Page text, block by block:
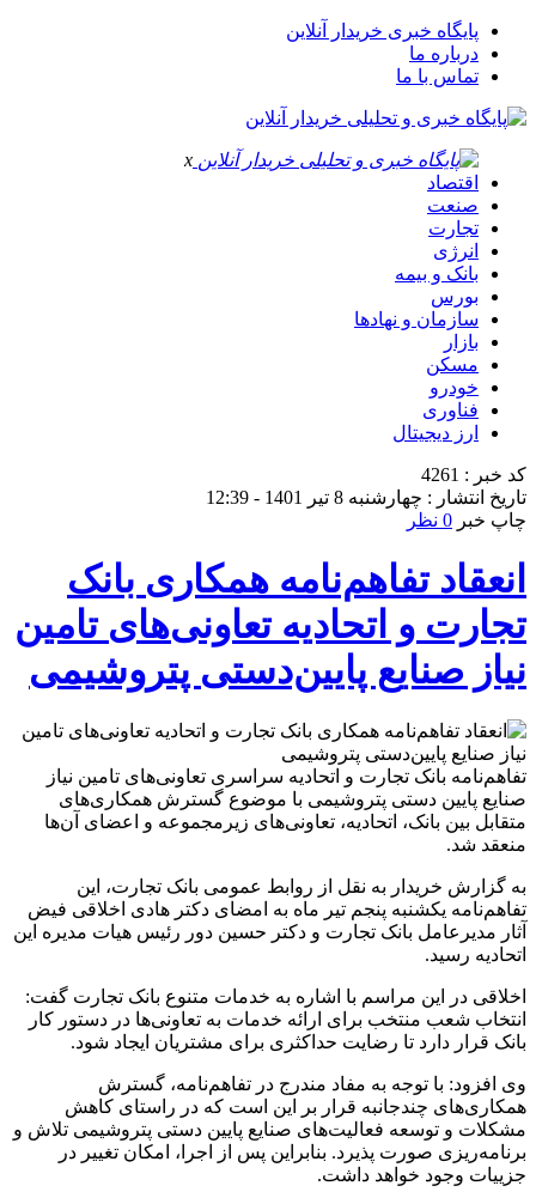
پایگاه خبری خریدار آنلاین
درباره ما
تماس با ما
x
اقتصاد
صنعت
تجارت
انرژی
بانک و بیمه
بورس
سازمان و نهادها
بازار
مسکن
خودرو
فناوری
ارز دیجیتال
کد خبر : 4261
تاریخ انتشار : چهارشنبه 8 تیر 1401 - 12:39
چاپ خبر 0 نظر
انعقاد تفاهم‌نامه همکاری بانک
تجارت و اتحادیه تعاونی‌های تامین
نیاز صنایع پایین‌دستی پتروشیمی
تفاهم‌نامه بانک تجارت و اتحادیه سراسری تعاونی‌های تامین نیاز
صنایع پایین دستی پتروشیمی با موضوع گسترش همکاری‌های
متقابل بین بانک، اتحادیه، تعاونی‌های زیرمجموعه و اعضای آن‌ها
منعقد شد.
به گزارش خریدار به نقل از روابط عمومی بانک تجارت، این
تفاهم‌نامه یکشنبه پنجم تیر ماه به امضای دکتر هادی اخلاقی فیض
آثار مدیرعامل بانک تجارت و دکتر حسین دور رئیس هیات مدیره این
اتحادیه رسید.
اخلاقی در این مراسم با اشاره به خدمات متنوع بانک تجارت گفت:
انتخاب شعب منتخب برای ارائه خدمات به تعاونی‌ها در دستور کار
بانک قرار دارد تا رضایت حداکثری برای مشتریان ایجاد شود.
وی افزود: با توجه به مفاد مندرج در تفاهم‌نامه، گسترش
همکاری‌های چندجانبه قرار بر این است که در راستای کاهش
مشکلات و توسعه فعالیت‌های صنایع پایین دستی پتروشیمی تلاش و
برنامه‌ریزی صورت پذیرد. بنابراین پس از اجرا، امکان تغییر در
جزییات وجود خواهد داشت.